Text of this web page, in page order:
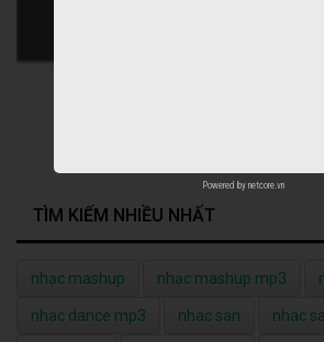
TÌM KIẾM NHIỀU NHẤT
nhạc mashup nhạc mashup mp3
nhac dance mp3 nhac san nhac
Powered by netcore.vn